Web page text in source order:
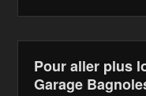
Pour aller plus
Garage